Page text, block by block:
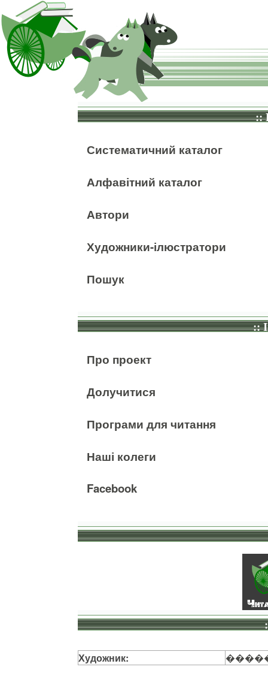
::
Систематичний каталог
Алфавітний каталог
Автори
Художники-ілюстратори
Пошук
::
Про проект
Долучитися
Програми для читання
Наші колеги
Facebook
Художник: